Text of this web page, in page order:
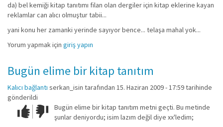
da) bel kemiği kitap tanıtımı filan olan dergiler için kitap eklerine kayan
reklamlar can alıcı olmuştur tabii...
yani konu her zamanki yerinde sayıyor bence... telaşa mahal yok...
Yorum yapmak için giriş yapın
Bugün elime bir kitap tanıtım
Kalıcı bağlantı serkan_isin tarafından 15. Haziran 2009 - 17:59 tarihinde
gönderildi
Çok iyi!O
kadar
Bugün elime bir kitap tanıtım metni geçti. Bu metinde
şunlar deniyordu; isim lazım değil diye xx'ledim;